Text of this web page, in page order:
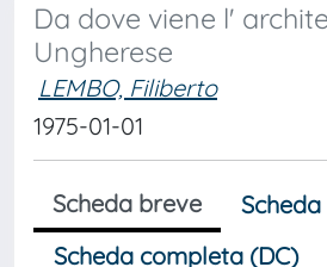
Da dove viene l'
Ungherese
LEMBO, Filiberto
1975-01-01
Scheda breve
Scheda completa (DC)